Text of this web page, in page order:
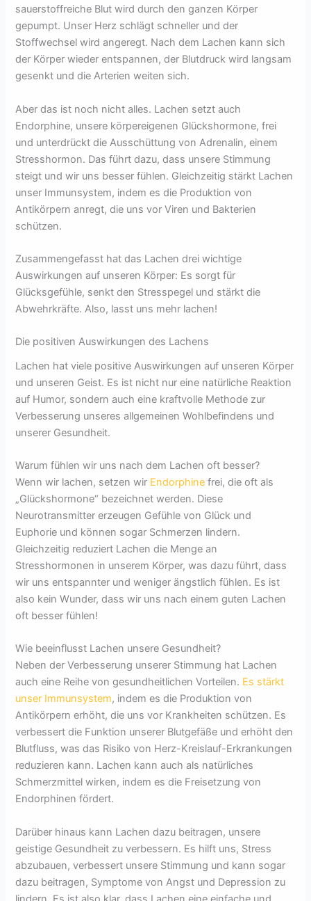
sauerstoffreiche Blut wird durch den ganzen Körper
gepumpt. Unser Herz schlägt schneller und der
Stoffwechsel wird angeregt. Nach dem Lachen kann sich
der Körper wieder entspannen, der Blutdruck wird langsam
gesenkt und die Arterien weiten sich.
Aber das ist noch nicht alles. Lachen setzt auch
Endorphine, unsere körpereigenen Glückshormone, frei
und unterdrückt die Ausschüttung von Adrenalin, einem
Stresshormon. Das führt dazu, dass unsere Stimmung
steigt und wir uns besser fühlen. Gleichzeitig stärkt Lachen
unser Immunsystem, indem es die Produktion von
Antikörpern anregt, die uns vor Viren und Bakterien
schützen.
Zusammengefasst hat das Lachen drei wichtige
Auswirkungen auf unseren Körper: Es sorgt für
Glücksgefühle, senkt den Stresspegel und stärkt die
Abwehrkräfte. Also, lasst uns mehr lachen!
Die positiven Auswirkungen des Lachens
Lachen hat viele positive Auswirkungen auf unseren Körper
und unseren Geist. Es ist nicht nur eine natürliche Reaktion
auf Humor, sondern auch eine kraftvolle Methode zur
Verbesserung unseres allgemeinen Wohlbefindens und
unserer Gesundheit.
Warum fühlen wir uns nach dem Lachen oft besser?
Wenn wir lachen, setzen wir Endorphine frei, die oft als
„Glückshormone“ bezeichnet werden. Diese
Neurotransmitter erzeugen Gefühle von Glück und
Euphorie und können sogar Schmerzen lindern.
Gleichzeitig reduziert Lachen die Menge an
Stresshormonen in unserem Körper, was dazu führt, dass
wir uns entspannter und weniger ängstlich fühlen. Es ist
also kein Wunder, dass wir uns nach einem guten Lachen
oft besser fühlen!
Wie beeinflusst Lachen unsere Gesundheit?
Neben der Verbesserung unserer Stimmung hat Lachen
auch eine Reihe von gesundheitlichen Vorteilen. Es stärkt
unser Immunsystem, indem es die Produktion von
Antikörpern erhöht, die uns vor Krankheiten schützen. Es
verbessert die Funktion unserer Blutgefäße und erhöht den
Blutfluss, was das Risiko von Herz-Kreislauf-Erkrankungen
reduzieren kann. Lachen kann auch als natürliches
Schmerzmittel wirken, indem es die Freisetzung von
Endorphinen fördert.
Darüber hinaus kann Lachen dazu beitragen, unsere
geistige Gesundheit zu verbessern. Es hilft uns, Stress
abzubauen, verbessert unsere Stimmung und kann sogar
dazu beitragen, Symptome von Angst und Depression zu